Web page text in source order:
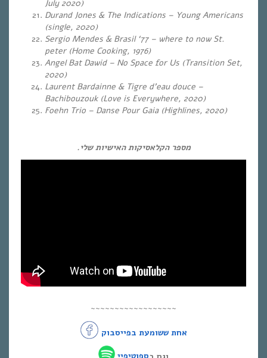
July 2020)
Durand Jones & The Indications – Young Americans
(single, 2020)
Sergio Mendes & Brasil ‘77 – where to now St.
peter (Home Cooking, 1976)
Angel Bat Dawid – No Space for Us (Transition Set,
2020)
Laurent Bardainne & Tigre d’eau douce –
Bachibouzouk (Love is Everywhere, 2020)
Foehn Trio – Danse Pour Gaia (Highlines, 2020)
מספר הקלאסיקות האישיות שלי.
~~~~~~~~~~~~~~~~~~
אחת ששומעת בפייסבוק